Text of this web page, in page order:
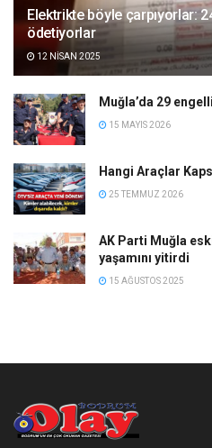
Elektrikte böyle çarpıyorlar:
ödetiyorlar
12 NISAN 2025
Muğla’da 29
15 MAYIS 2026
Hangi Araçlar
25 TEMMUZ 2026
AK Parti Muğla
yaşamını yitirdi
15 AĞUSTOS 2025